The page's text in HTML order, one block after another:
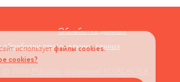
Обработка данных
персональных данных
используетфайлы cookies.
cookies?